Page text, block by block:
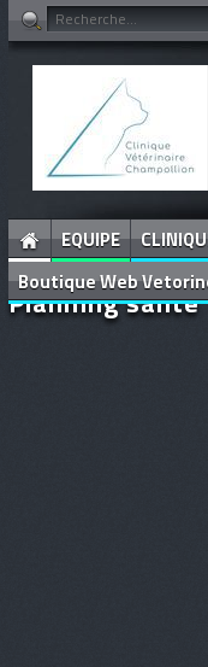
EQUIPE
Boutique Web
Planning santé